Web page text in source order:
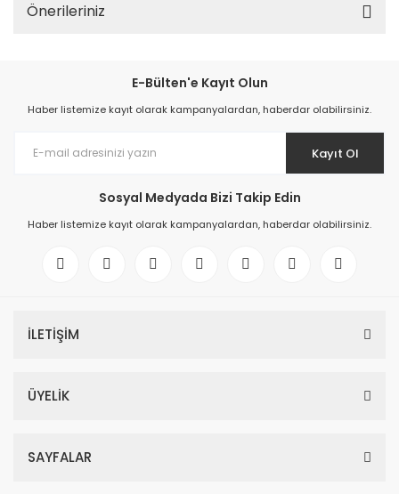
Önerileriniz
E-Bülten'e Kayıt Olun
Haber listemize kayıt olarak kampanyalardan, haberdar olabilirsiniz.
Kayıt Ol
Sosyal Medyada Bizi Takip Edin
Haber listemize kayıt olarak kampanyalardan, haberdar olabilirsiniz.
İLETİŞİM
ÜYELİK
SAYFALAR